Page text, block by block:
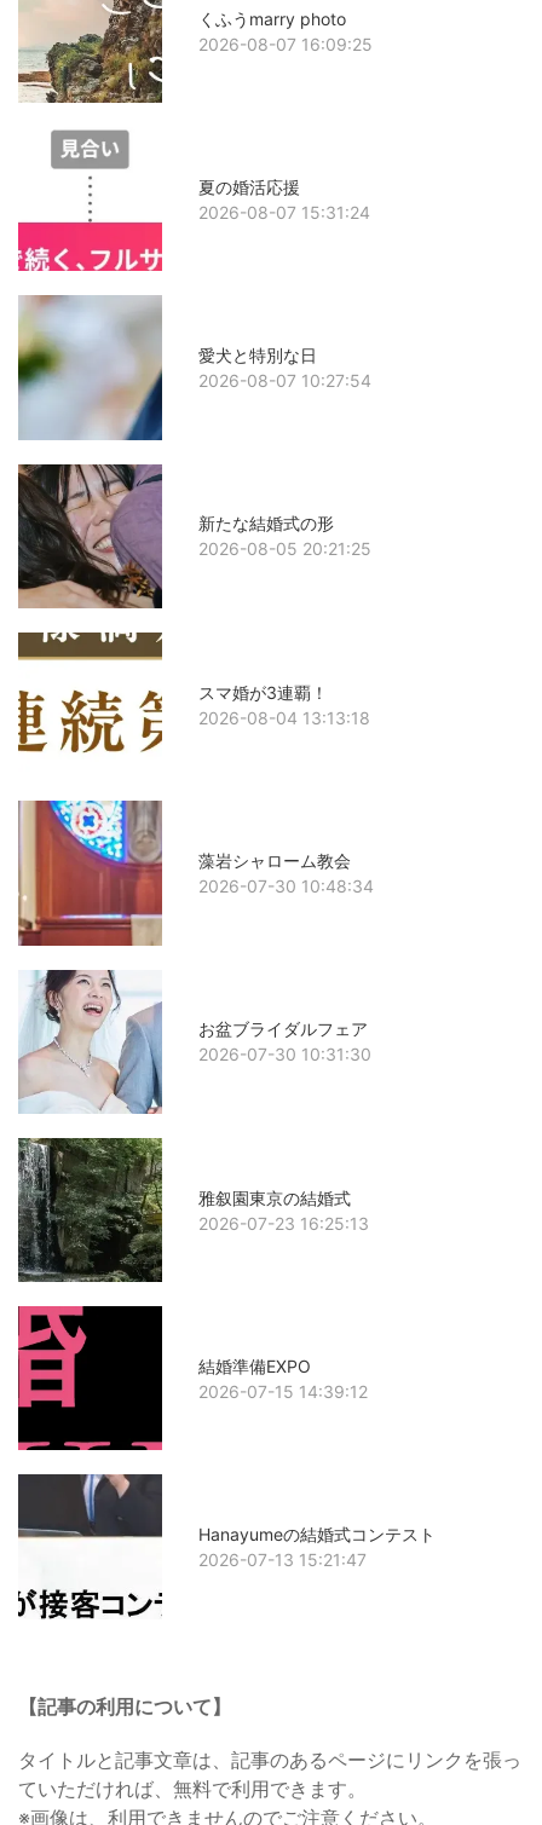
くふうmarry photo
2026-08-07 16:09:25
夏の婚活応援
2026-08-07 15:31:24
愛犬と特別な日
2026-08-07 10:27:54
新たな結婚式の形
2026-08-05 20:21:25
スマ婚が3連覇！
2026-08-04 13:13:18
藻岩シャローム教会
2026-07-30 10:48:34
お盆ブライダルフェア
2026-07-30 10:31:30
雅叙園東京の結婚式
2026-07-23 16:25:13
結婚準備EXPO
2026-07-15 14:39:12
Hanayumeの結婚式コンテスト
2026-07-13 15:21:47
【記事の利用について】
タイトルと記事文章は、記事のあるページにリンクを張っ
ていただければ、無料で利用できます。
※画像は、利用できませんのでご注意ください。